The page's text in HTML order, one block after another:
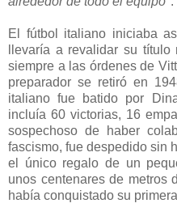
El fútbol italiano iniciaba
llevaría a revalidar su
siempre a las órdenes de
preparador se retiró en
italiano fue batido por
incluía 60 victorias, 16
sospechoso de haber
fascismo, fue despedido sin
el único regalo de un
unos centenares de metros
había conquistado su